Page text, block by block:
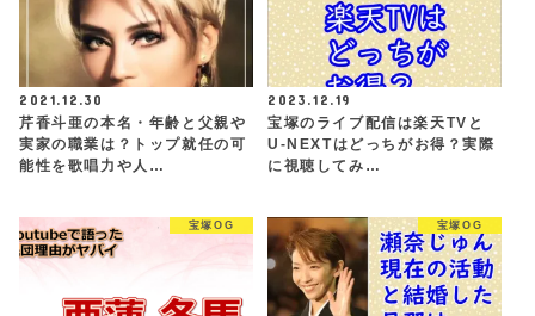
2021.12.30
芹香斗亜の本名・年齢と父親や
実家の職業は？トップ就任の可
能性を歌唱力や人…
2023.12.19
宝塚のライブ配信は楽天TVと
U-NEXTはどっちがお得？実際
に視聴してみ…
宝塚OG 宝塚OG